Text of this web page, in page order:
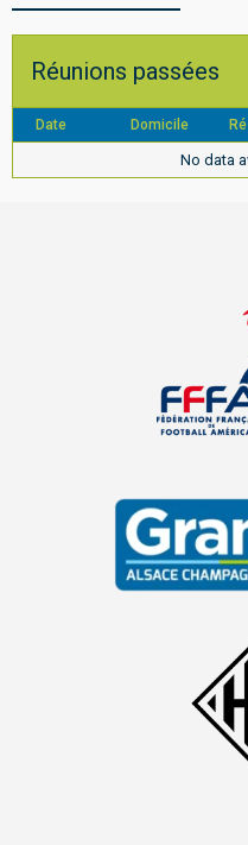
Réunions passées
Date Domicile
No data